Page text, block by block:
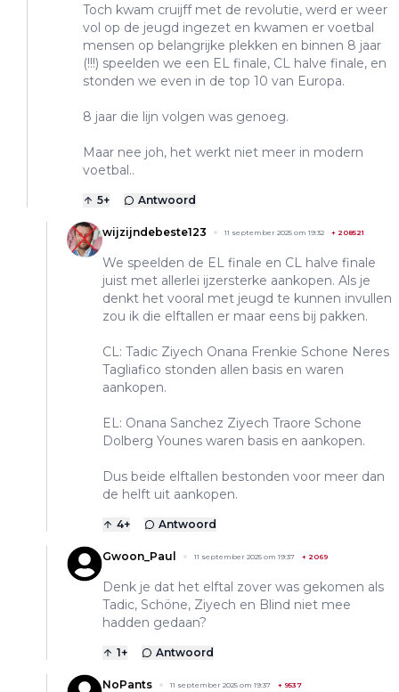
Toch kwam cruijff met de revolutie, werd er weer
vol op de jeugd ingezet en kwamen er voetbal
mensen op belangrijke plekken en binnen 8 jaar
(!!!) speelden we een EL finale, CL halve finale, en
stonden we even in de top 10 van Europa.
8 jaar die lijn volgen was genoeg.
Maar nee joh, het werkt niet meer in modern
voetbal..
5+ Antwoord
wijzijndebeste123 11 september 2025 om 19:32 + 208521
We speelden de EL finale en CL halve finale
juist met allerlei ijzersterke aankopen. Als je
denkt het vooral met jeugd te kunnen invullen
zou ik die elftallen er maar eens bij pakken.
CL: Tadic Ziyech Onana Frenkie Schone Neres
Tagliafico stonden allen basis en waren
aankopen.
EL: Onana Sanchez Ziyech Traore Schone
Dolberg Younes waren basis en aankopen.
Dus beide elftallen bestonden voor meer dan
de helft uit aankopen.
4+ Antwoord
Gwoon_Paul 11 september 2025 om 19:37 + 2069
Denk je dat het elftal zover was gekomen als
Tadic, Schöne, Ziyech en Blind niet mee
hadden gedaan?
1+ Antwoord
NoPants 11 september 2025 om 19:37 + 9537